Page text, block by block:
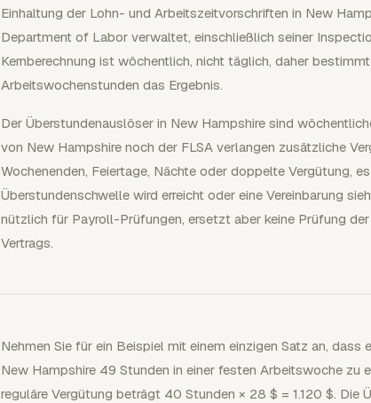
Einhaltung der Lohn- und Arbeitszeitvorschriften in New
Department of Labor verwaltet, einschließlich seiner
Kernberechnung ist wöchentlich, nicht täglich, daher
Arbeitswochenstunden das Ergebnis.
Der Überstundenauslöser in New Hampshire sind
von New Hampshire noch der FLSA verlangen zusätzliche
Wochenenden, Feiertage, Nächte oder doppelte Vergütung,
Überstundenschwelle wird erreicht oder eine Vereinbarung
nützlich für Payroll-Prüfungen, ersetzt aber keine Prüfung
Vertrags.
Nehmen Sie für ein Beispiel mit einem einzigen Satz an, dass
New Hampshire 49 Stunden in einer festen Arbeitswoche zu
reguläre Vergütung beträgt 40 Stunden × 28 $ = 1.120 $. Die